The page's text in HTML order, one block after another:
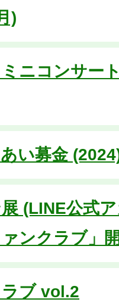
)
ニコンサー
い募金
(LINE公式
ンクラブ」
ブ vol.2